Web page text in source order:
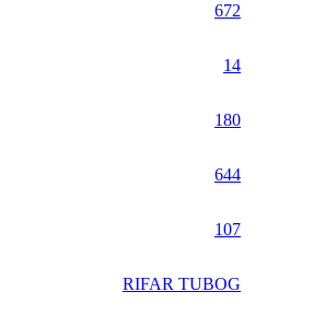
672
14
180
644
107
RIFAR TUBOG